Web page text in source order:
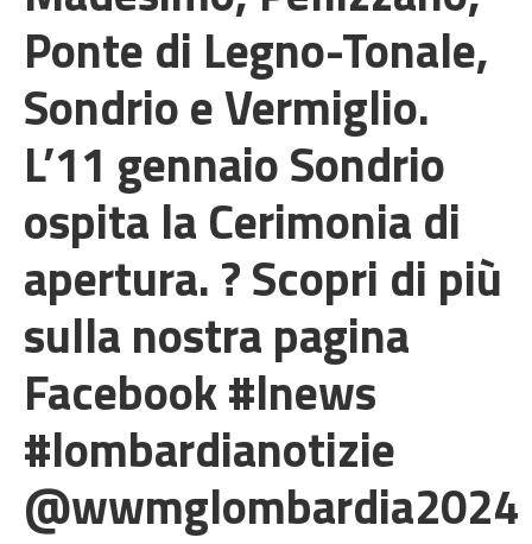
Ponte di Legno-Tonale,
Sondrio e Vermiglio.
L’11 gennaio Sondrio
ospita la Cerimonia di
apertura. ? Scopri di più
sulla nostra pagina
Facebook #lnews
#lombardianotizie
@wwmglombardia2024